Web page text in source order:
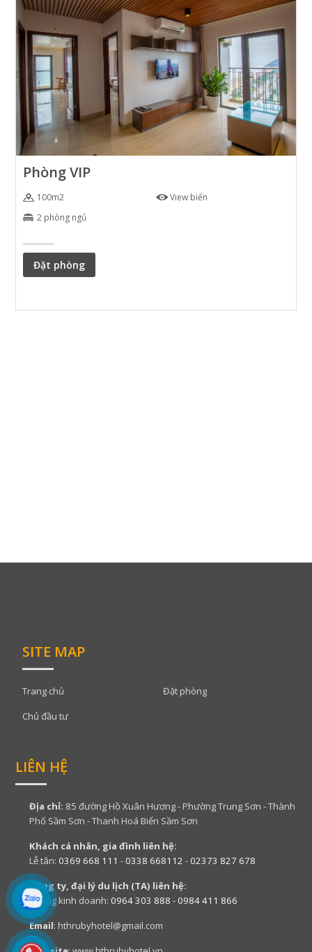
Phòng VIP
100m2
View biển
2 phòng ngủ
Đặt phòng
SITE MAP
Trang chủ
Đặt phòng
Chủ đầu tư
LIÊN HỆ
Địa chỉ: 85 đường Hồ Xuân Hương - Phường Trung Sơn - Thành
Phố Sầm Sơn - Thanh Hoá Biển Sầm Sơn
Khách cá nhân, gia đình liên hệ:
Lễ tân: 0369 668 111 - 0338 668112 - 02373 827 678
Công ty, đại lý du lịch (TA) liên hệ:
Phòng kinh doanh: 0964 303 888 - 0984 411 866
Email: hthrubyhotel@gmail.com